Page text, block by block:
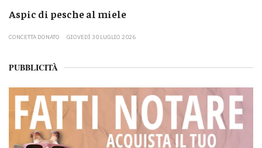
Aspic di pesche al miele
CONCETTA DONATO GIOVEDÌ 30 LUGLIO 2026
PUBBLICITÀ